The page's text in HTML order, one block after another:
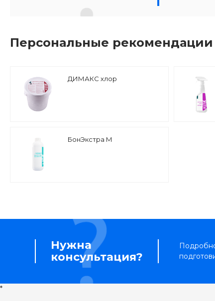
Персональные рекомендации
ДИМАКС хлор
БонЭкстра М
Нужна
консультация?
*